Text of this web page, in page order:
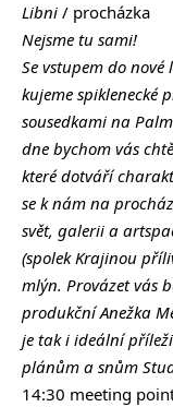
Libni / procházka
Nejsme tu sami!
Se vstupem do
kujeme spiklenecké
sousedkami na
dne bychom vás
které dotváří
se k nám na
svět, galerii a
(spolek Krajinou
mlýn. Provázet vás
produkční Anežka
je tak i ideální
plánům a snům
14:30 meeting